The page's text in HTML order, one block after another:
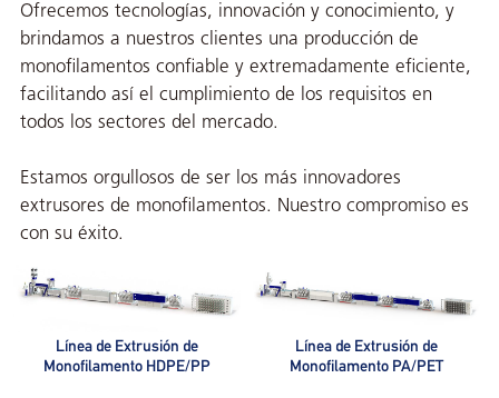
Ofrecemos tecnologías, innovación y conocimiento, y
brindamos a nuestros clientes una producción de
monofilamentos confiable y extremadamente eficiente,
facilitando así el cumplimiento de los requisitos en
todos los sectores del mercado.
Estamos orgullosos de ser los más innovadores
extrusores de monofilamentos. Nuestro compromiso es
con su éxito.
Línea de Extrusión de
Monofilamento HDPE/PP
Línea de Extrusión de
Monofilamento PA/PET